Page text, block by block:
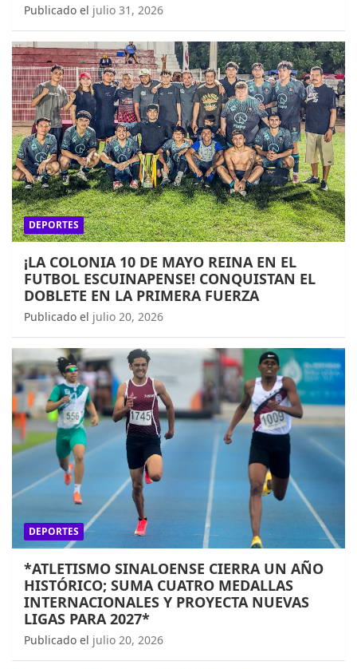
Publicado el julio 31, 2026
DEPORTES
¡LA COLONIA 10 DE MAYO REINA EN EL
FUTBOL ESCUINAPENSE! CONQUISTAN EL
DOBLETE EN LA PRIMERA FUERZA
Publicado el julio 20, 2026
DEPORTES
*ATLETISMO SINALOENSE CIERRA UN AÑO
HISTÓRICO; SUMA CUATRO MEDALLAS
INTERNACIONALES Y PROYECTA NUEVAS
LIGAS PARA 2027*
Publicado el julio 20, 2026